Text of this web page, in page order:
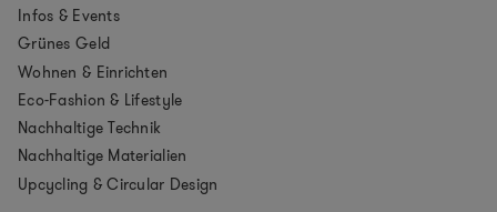
Infos & Events
Grünes Geld
Wohnen & Einrichten
Eco-Fashion & Lifestyle
Nachhaltige Technik
Nachhaltige Materialien
Upcycling & Circular Design